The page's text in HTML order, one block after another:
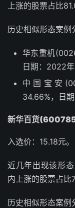
上涨的股票占比
历史相似形态案例
华东重机
日期：2022
中国宝安
34.66%，日
新华百货
入选价：15.18元。
近几年出现该形
内上涨的股票占比
历史相似形态案例